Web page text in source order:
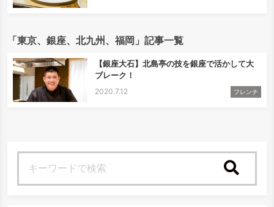
「東京、銀座、北九州、福岡」記事一覧
【銀座大石】北島亭の技を銀座で活かして大
ブレーク！
2020.7.12 フレンチ